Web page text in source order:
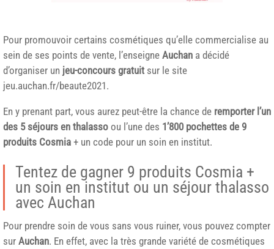
Pour promouvoir certains cosmétiques qu’elle commercialise au
sein de ses points de vente, l’enseigne Auchan a décidé
d’organiser un jeu-concours gratuit sur le site
jeu.auchan.fr/beaute2021.
En y prenant part, vous aurez peut-être la chance de remporter l’un
des 5 séjours en thalasso ou l’une des 1’800 pochettes de 9
produits Cosmia + un code pour un soin en institut.
Tentez de gagner 9 produits Cosmia +
un soin en institut ou un séjour thalasso
avec Auchan
Pour prendre soin de vous sans vous ruiner, vous pouvez compter
sur Auchan. En effet, avec la très grande variété de cosmétiques